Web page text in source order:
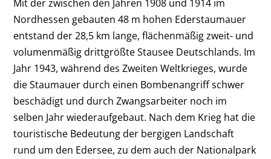
Mit der zwischen den Jahren 1908 und 1914 im
Nordhessen gebauten 48 m hohen Ederstaumauer
entstand der 28,5 km lange, flächenmäßig zweit- und
volumenmäßig drittgrößte Stausee Deutschlands. Im
Jahr 1943, während des Zweiten Weltkrieges, wurde
die Staumauer durch einen Bombenangriff schwer
beschädigt und durch Zwangsarbeiter noch im
selben Jahr wiederaufgebaut. Nach dem Krieg hat die
touristische Bedeutung der bergigen Landschaft
rund um den Edersee, zu dem auch der Nationalpark